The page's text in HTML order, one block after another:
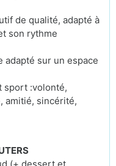
de qualité, adapté à
son rythme
sur un espace
sport :volonté,
amitié, sincérité,